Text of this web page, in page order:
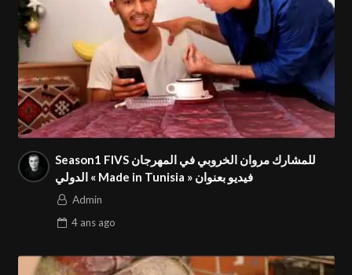
Season1 FIVS للمشارك مروان الخروبي في المهرجان
الدولي « Made in Tunisia » فيديو بعنوان
Admin
4 ans ago